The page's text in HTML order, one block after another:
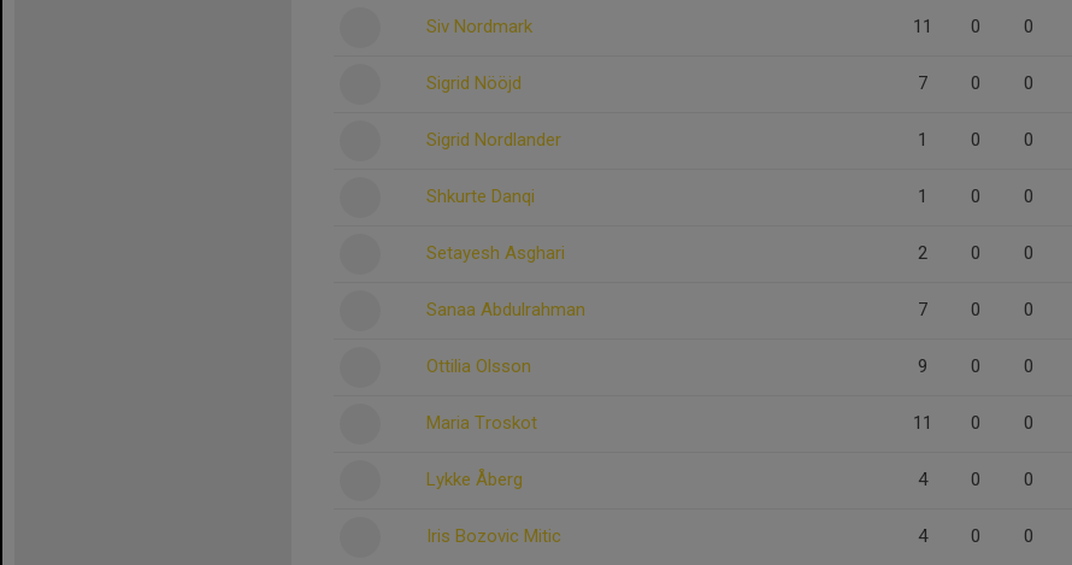
Siv Nordmark 11 0 0
Sigrid Nööjd 7 0 0
Sigrid Nordlander 1 0 0
Shkurte Danqi 1 0 0
Setayesh Asghari 2 0 0
Sanaa Abdulrahman 7 0 0
Ottilia Olsson 9 0 0
Maria Troskot 11 0 0
Lykke Åberg 4 0 0
Iris Bozovic Mitic 4 0 0